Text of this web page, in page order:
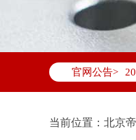
官网公告>
当前位置： 北京